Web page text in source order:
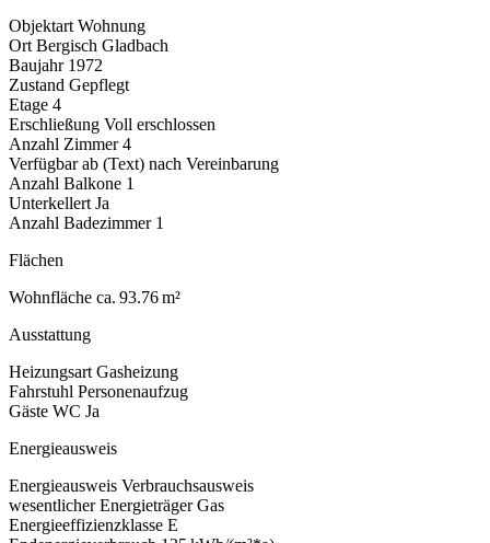
Objektart Wohnung
Ort Bergisch Gladbach
Baujahr 1972
Zustand Gepflegt
Etage 4
Erschließung Voll erschlossen
Anzahl Zimmer 4
Verfügbar ab (Text) nach Vereinbarung
Anzahl Balkone 1
Unterkellert Ja
Anzahl Badezimmer 1
Flächen
Wohnfläche ca. 93.76 m²
Ausstattung
Heizungsart Gasheizung
Fahrstuhl Personenaufzug
Gäste WC Ja
Energieausweis
Energieausweis Verbrauchsausweis
wesentlicher Energieträger Gas
Energieeffizienzklasse E